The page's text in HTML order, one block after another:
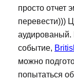
просто отчет
перевести)))
аудированый.
событие,
можно
попытаться